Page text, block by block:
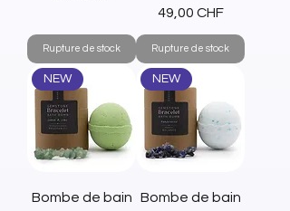
Rupture de stock
Prix
49,00 CHF
Rupture de stock
NEW
Bombe de bain
NEW
Bombe de bain